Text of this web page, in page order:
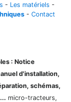
- Les matériels -
- Contact
: Notice
d'installation,
schémas,
micro-tracteurs,